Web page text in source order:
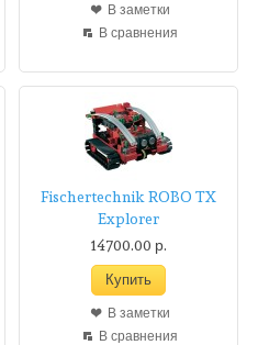
В заметки
В сравнения
Fischertechnik ROBO TX
Explorer
14700.00 р.
В заметки
В сравнения